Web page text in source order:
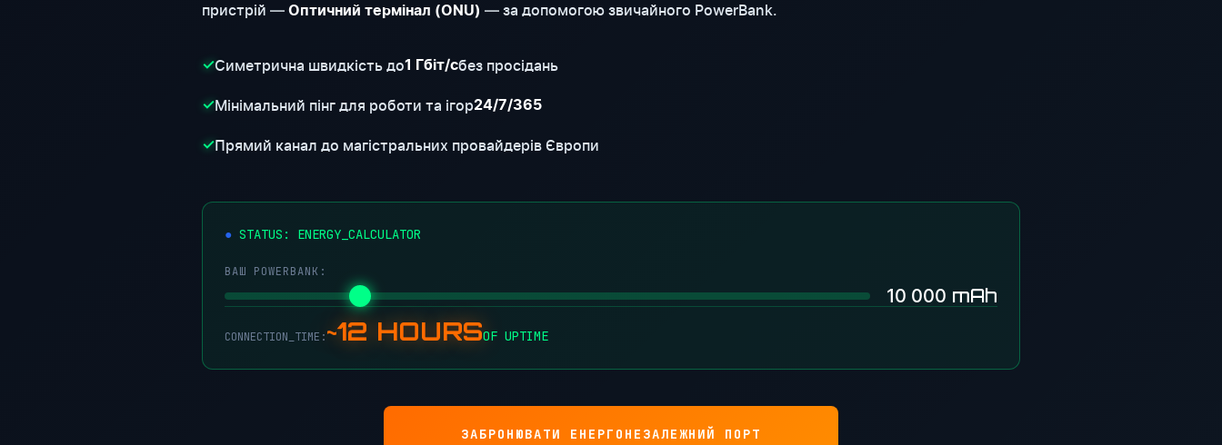
пристрій — Оптичний термінал (ONU) — за допомогою звичайного PowerBank.
✓Симетрична швидкість до1 Гбіт/сбез просідань
✓Мінімальний пінг для роботи та ігор24/7/365
✓Прямий канал до магістральних провайдерів Європи
STATUS: ENERGY_CALCULATOR
ВАШ POWERBANK:
10 000 mAh
CONNECTION_TIME:~12 HOURSOF UPTIME
ЗАБРОНЮВАТИ ЕНЕРГОНЕЗАЛЕЖНИЙ ПОРТ